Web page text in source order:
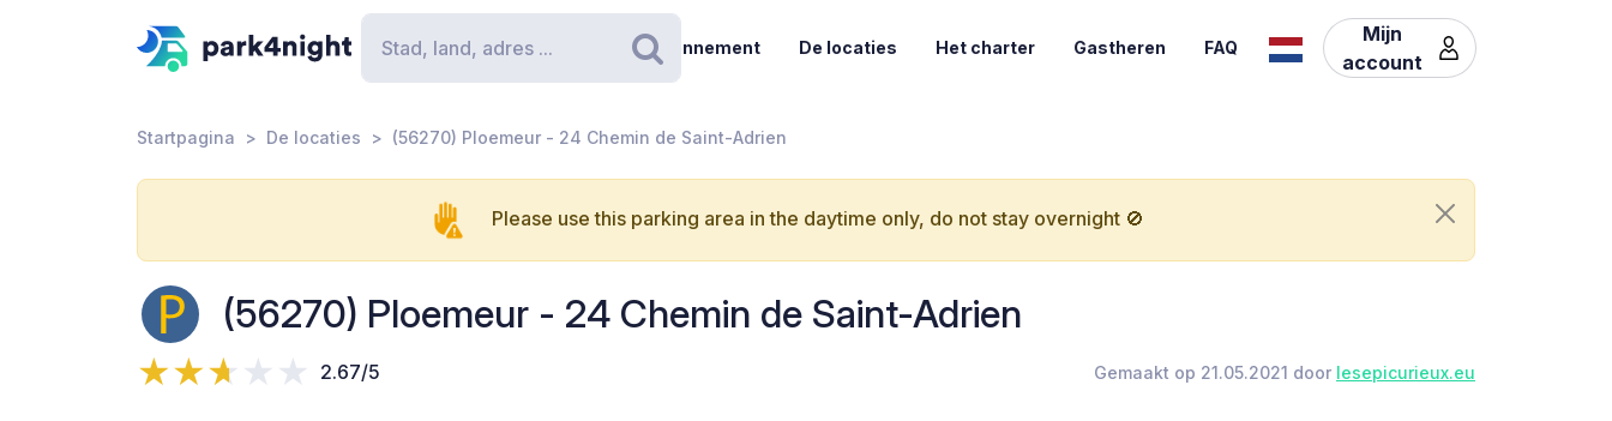
Zoeken
Abonnement De locaties Het charter Gastheren FAQ
Mijn
account
Startpagina De locaties (56270) Ploemeur - 24 Chemin de Saint-Adrien
Please use this parking area in the daytime only, do not stay overnight 🚫
(56270) Ploemeur - 24 Chemin de Saint-Adrien
2.67/5 Gemaakt op 21.05.2021 door lesepicurieux.eu